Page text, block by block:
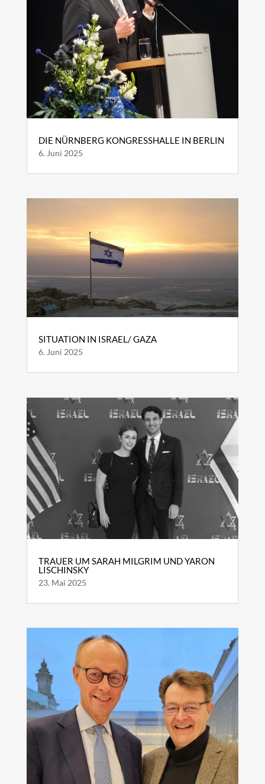
DIE NÜRNBERG KONGRESSHALLE IN BERLIN
6. Juni 2025
SITUATION IN ISRAEL/ GAZA
6. Juni 2025
TRAUER UM SARAH MILGRIM UND YARON
LISCHINSKY
23. Mai 2025